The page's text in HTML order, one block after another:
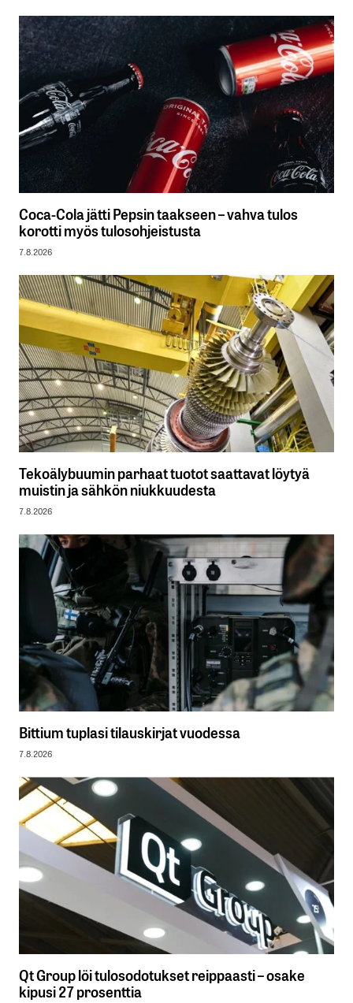
Coca-Cola jätti Pepsin taakseen – vahva tulos
korotti myös tulosohjeistusta
7.8.2026
Tekoälybuumin parhaat tuotot saattavat löytyä
muistin ja sähkön niukkuudesta
7.8.2026
Bittium tuplasi tilauskirjat vuodessa
7.8.2026
Qt Group löi tulosodotukset reippaasti – osake
kipusi 27 prosenttia